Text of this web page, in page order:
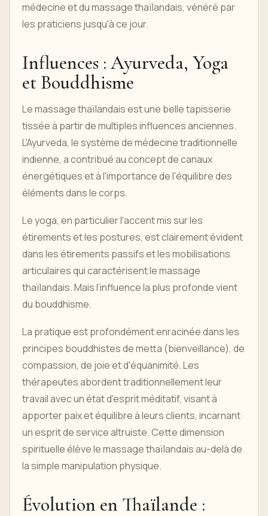
médecine et du massage thaïlandais, vénéré par
les praticiens jusqu'à ce jour.
Influences : Ayurveda, Yoga
et Bouddhisme
Le massage thaïlandais est une belle tapisserie
tissée à partir de multiples influences anciennes.
L'Ayurveda, le système de médecine traditionnelle
indienne, a contribué au concept de canaux
énergétiques et à l'importance de l'équilibre des
éléments dans le corps.
Le yoga, en particulier l'accent mis sur les
étirements et les postures, est clairement évident
dans les étirements passifs et les mobilisations
articulaires qui caractérisent le massage
thaïlandais. Mais l’influence la plus profonde vient
du bouddhisme.
La pratique est profondément enracinée dans les
principes bouddhistes de metta (bienveillance), de
compassion, de joie et d'équanimité. Les
thérapeutes abordent traditionnellement leur
travail avec un état d'esprit méditatif, visant à
apporter paix et équilibre à leurs clients, incarnant
un esprit de service altruiste. Cette dimension
spirituelle élève le massage thaïlandais au-delà de
la simple manipulation physique.
Évolution en Thaïlande :